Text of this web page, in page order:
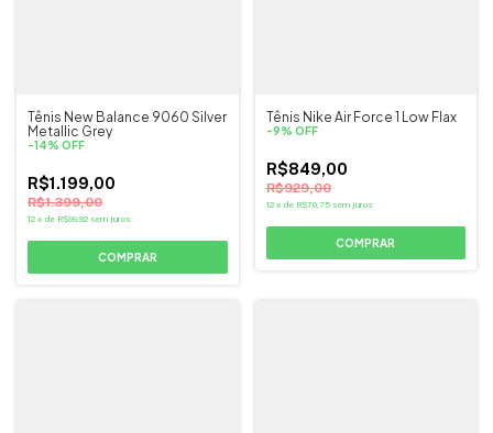
Tênis New Balance 9060 Silver
Metallic Grey
-14% OFF
R$1.199,00
R$1.399,00
12 x de R$99,92 sem juros
COMPRAR
Tênis Nike Air Force 1 Low Flax
-9% OFF
R$849,00
R$929,00
12 x de R$70,75 sem juros
COMPRAR